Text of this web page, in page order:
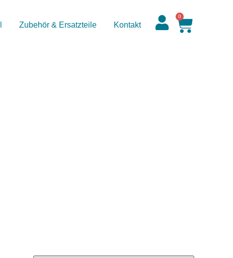
Zubehör & Ersatzteile Kontakt
0